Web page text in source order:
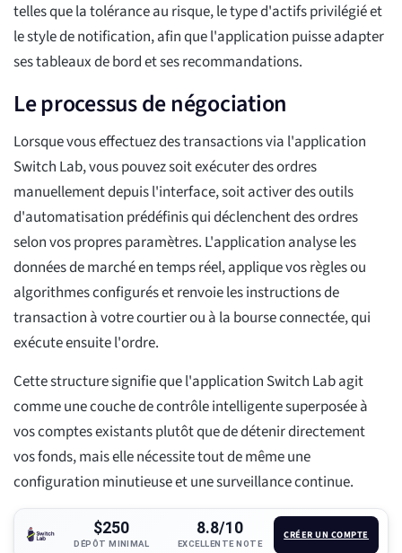
telles que la tolérance au risque, le type d'actifs privilégié et
le style de notification, afin que l'application puisse adapter
ses tableaux de bord et ses recommandations.
Le processus de négociation
Lorsque vous effectuez des transactions via l'application
Switch Lab, vous pouvez soit exécuter des ordres
manuellement depuis l'interface, soit activer des outils
d'automatisation prédéfinis qui déclenchent des ordres
selon vos propres paramètres. L'application analyse les
données de marché en temps réel, applique vos règles ou
algorithmes configurés et renvoie les instructions de
transaction à votre courtier ou à la bourse connectée, qui
exécute ensuite l'ordre.
Cette structure signifie que l'application Switch Lab agit
comme une couche de contrôle intelligente superposée à
vos comptes existants plutôt que de détenir directement
vos fonds, mais elle nécessite tout de même une
configuration minutieuse et une surveillance continue.
$250
DÉPÔT MINIMAL
8.8/10
EXCELLENTE NOTE
CRÉER UN COMPTE